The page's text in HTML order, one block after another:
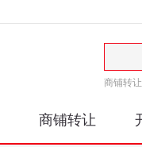
商铺转让
商铺转让